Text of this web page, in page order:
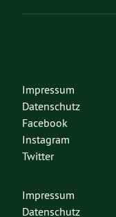
Impressum
Datenschutz
Facebook
Instagram
Twitter
Impressum
Datenschutz